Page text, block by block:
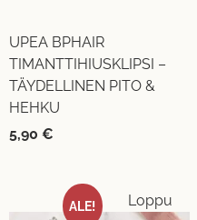
UPEA BPHAIR
TIMANTTIHIUSKLIPSI –
TÄYDELLINEN PITO &
HEHKU
5,90 €
ALE! Loppu